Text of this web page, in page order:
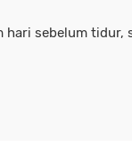
sebelum tidur,